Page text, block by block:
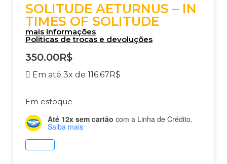
SOLITUDE AETURNUS – IN
TIMES OF SOLITUDE
mais informações
Politicas de trocas e devoluções
350.00R$
Em até 3x de 116.67R$
Em estoque
Até 12x sem cartão com a Linha de Crédito.
Saiba mais